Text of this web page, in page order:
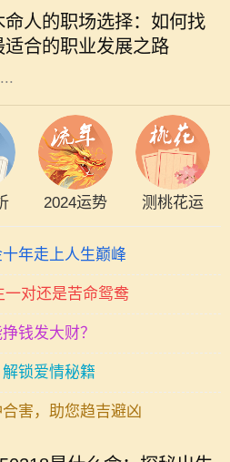
命人的职场选择：如何找
适合的职业发展之路
如同春天的树木，充满了生命
造力。他们在人际关系中通常
2024运势 测桃花运
年走上人生巅峰
一对还是苦命鸳鸯
钱发大财？
锁爱情秘籍
害，助您趋吉避凶
传统文化中，八字命理被视为